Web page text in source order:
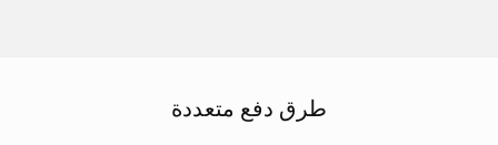
طرق دفع متعددة